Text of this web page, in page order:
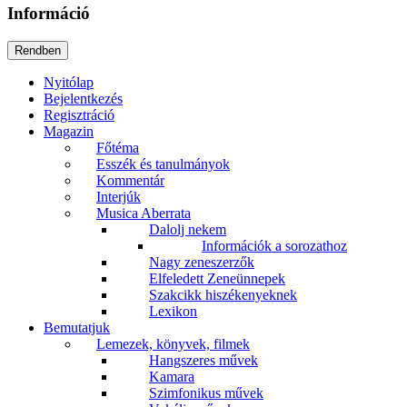
Információ
Nyitólap
Bejelentkezés
Regisztráció
Magazin
Főtéma
Esszék és tanulmányok
Kommentár
Interjúk
Musica Aberrata
Dalolj nekem
Információk a sorozathoz
Nagy zeneszerzők
Elfeledett Zeneünnepek
Szakcikk hiszékenyeknek
Lexikon
Bemutatjuk
Lemezek, könyvek, filmek
Hangszeres művek
Kamara
Szimfonikus művek